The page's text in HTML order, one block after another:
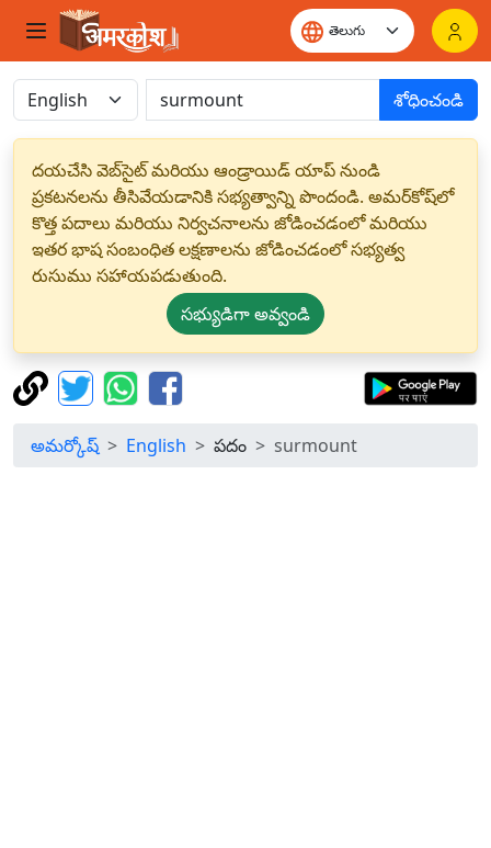
శోధించండి
దయచేసి వెబ్‌సైట్ మరియు ఆండ్రాయిడ్ యాప్ నుండి
ప్రకటనలను తీసివేయడానికి సభ్యత్వాన్ని పొందండి. అమర్‌కోష్‌లో
కొత్త పదాలు మరియు నిర్వచనాలను జోడించడంలో మరియు
ఇతర భాష సంబంధిత లక్షణాలను జోడించడంలో సభ్యత్వ
రుసుము సహాయపడుతుంది.
సభ్యుడిగా అవ్వండి
అమర్కోష్ English పదం surmount